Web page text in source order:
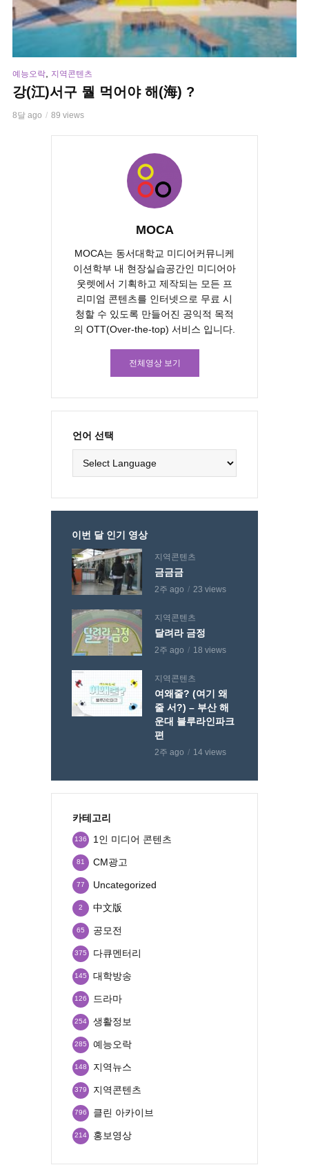
예능오락 지역콘텐츠
강(江)서구 뭘 먹어야 해(海) ?
8달 ago 89 views
MOCA
MOCA는 동서대학교 미디어커뮤니케
이션학부 내 현장실습공간인 미디어아
웃렛에서 기획하고 제작되는 모든 프
리미엄 콘텐츠를 인터넷으로 무료 시
청할 수 있도록 만들어진 공익적 목적
의 OTT(Over-the-top) 서비스 입니다.
전체영상 보기
언어 선택
이번 달 인기 영상
지역콘텐츠
금금금
2주 ago 23 views
지역콘텐츠
달려라 금정
2주 ago 18 views
지역콘텐츠
여왜줄? (여기 왜
줄 서?) – 부산 해
운대 블루라인파크
편
2주 ago 14 views
카테고리
1인 미디어 콘텐츠
136
CM광고
81
Uncategorized
77
中文版
2
공모전
65
다큐멘터리
375
대학방송
145
드라마
126
생활정보
254
예능오락
285
지역뉴스
148
지역콘텐츠
379
클린 아카이브
796
홍보영상
214